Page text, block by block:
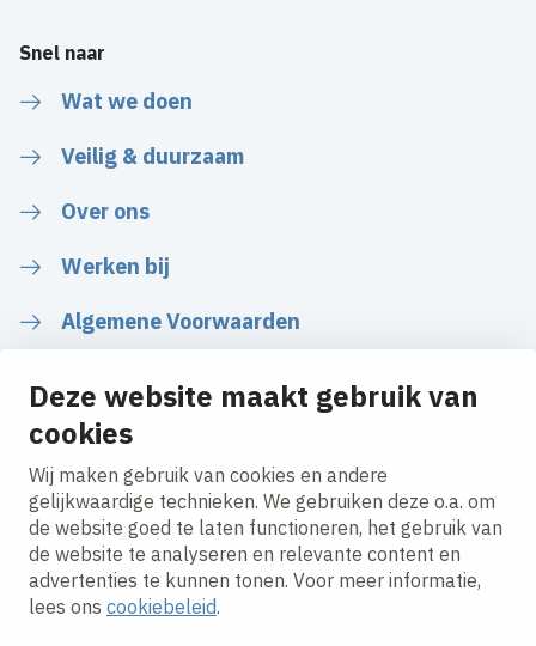
Deze website maakt gebruik van
cookies
Wij maken gebruik van cookies en andere
gelijkwaardige technieken. We gebruiken deze o.a. om
de website goed te laten functioneren, het gebruik van
de website te analyseren en relevante content en
advertenties te kunnen tonen. Voor meer informatie,
lees ons cookiebeleid.
Snel naar
Wat we doen
Veilig & duurzaam
Over ons
Werken bij
Algemene Voorwaarden
LinkedInInstagramFacebookYouTube